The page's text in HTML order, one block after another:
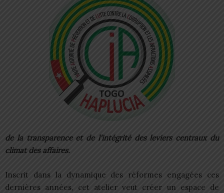
de la transparence et de l’intégrité des leviers centraux du
climat des affaires.​
Inscrit dans la dynamique des réformes engagées ces
dernières années, cet atelier veut créer un espace de